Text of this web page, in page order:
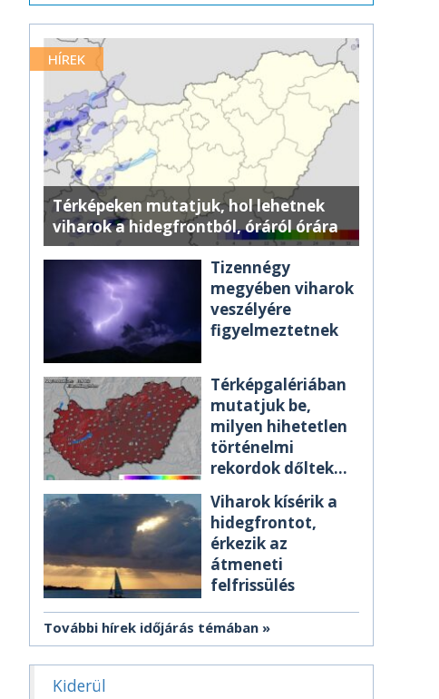
HÍREK
Térképeken mutatjuk, hol lehetnek
viharok a hidegfrontból, óráról órára
Tizennégy
megyében viharok
veszélyére
figyelmeztetnek
Térképgalériában
mutatjuk be,
milyen hihetetlen
történelmi
rekordok dőltek
Viharok kísérik a
hidegfrontot,
érkezik az
átmeneti
felfrissülés
További hírek időjárás témában
Kiderül